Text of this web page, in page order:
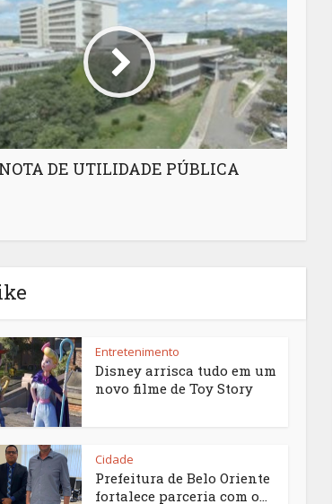
NOTA DE UTILIDADE PÚBLICA
Entretenimento
Disney arrisca tudo em um
novo filme de Toy Story
Cidade
Prefeitura de Belo Oriente
fortalece parceria com o...